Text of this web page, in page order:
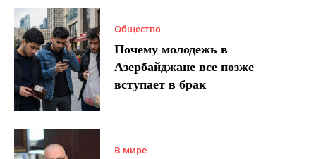
Общество
Почему молодежь в
Азербайджане все позже
вступает в брак
В мире